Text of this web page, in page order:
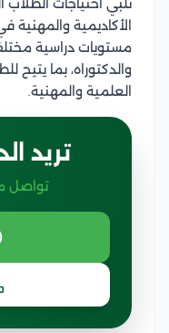
تلبي احتياجات الطلاب
الأكاديمية والمهنية
مستويات دراسية
والدكتوراه، بما يتيح
العلمية والمهنية.
تريد
تواصل